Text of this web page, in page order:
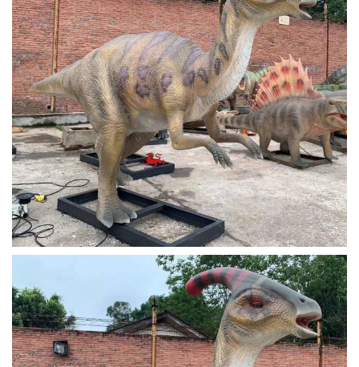
التعبئة
لتقطيع بعض
الأجزاء قبل
الشحن
طلب
الجيولوجية
4.المواقع
السياحية
والمتاحف
5- مراكز التسوق
شهادة
CE ، ROHS ،
FCC
6- حديقة الأطفال
الموانئ
شنتشن /
تشونغتشينغ /
شنغهاي
7. شعبية قاعدة
علمية وهلم جرا